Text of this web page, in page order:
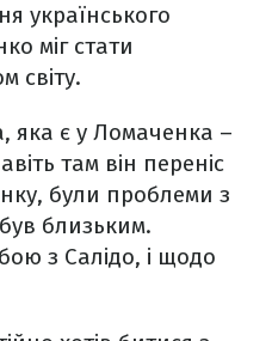
українського
міг стати
світу.
яка є у Ломаченка –
там він переніс
були проблеми з
близьким.
з Салідо, і щодо